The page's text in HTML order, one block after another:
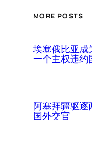
MORE POSTS
埃塞俄比亚成
一个主权违约
阿塞拜疆驱逐
国外交官